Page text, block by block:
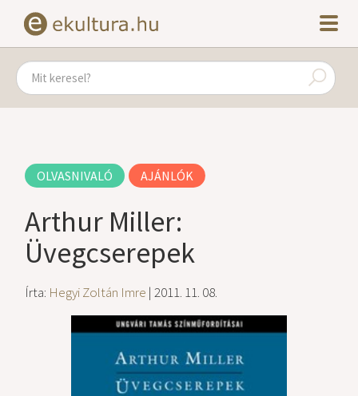
OLVASNIVALÓ AJÁNLÓK
Arthur Miller:
Üvegcserepek
Írta: Hegyi Zoltán Imre | 2011. 11. 08.